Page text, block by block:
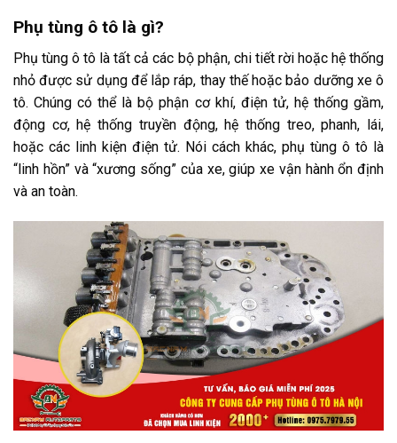
Phụ tùng ô tô là gì?
Phụ tùng ô tô là tất cả các bộ phận, chi tiết rời hoặc hệ thống
nhỏ được sử dụng để lắp ráp, thay thế hoặc bảo dưỡng xe ô
tô. Chúng có thể là bộ phận cơ khí, điện tử, hệ thống gầm,
động cơ, hệ thống truyền động, hệ thống treo, phanh, lái,
hoặc các linh kiện điện tử. Nói cách khác, phụ tùng ô tô là
“linh hồn” và “xương sống” của xe, giúp xe vận hành ổn định
và an toàn.